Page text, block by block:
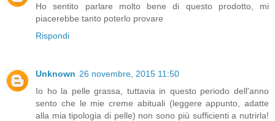
Ho sentito parlare molto bene di questo prodotto, mi
piacerebbe tanto poterlo provare
Rispondi
Unknown 26 novembre, 2015 11:50
Io ho la pelle grassa, tuttavia in questo periodo dell'anno
sento che le mie creme abituali (leggere appunto, adatte
alla mia tipologia di pelle) non sono più sufficienti a nutrirla!